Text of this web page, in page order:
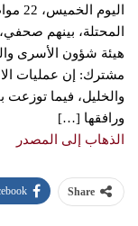
المحتلة، بينهم
هيئة شؤون الأسرى
مشترك: إن عمليات
والخليل، فيما
ورافقها […]
الذهاب إلى المصدر
Share